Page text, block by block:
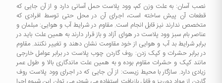
نصب آسان: به علت وزن کم، وود پلاست حمل آسانی دارد و از آن جایی که
قطعات آن پیش ساخته است، اجرای آن در محل حتی توسط افرادی که
متخصص ندارند نیز قابل انجام است. مقاوم در شرایط آب و هوایی: مبلمان و
عناصر بام سبز وود پلاست در هوای آزاد و باز قرار دارند به همین علت باید در
برابر شرایط بد آب و هوایی از خود مقاومت نشان دهند و تغییر نکنند. مقاوم
در برابر حشرات و کپک زدن: روف گاردن چوب پلاست در برابر عوامل خارجی
مانند کپک و حشرات مقاوم بوده و به همین علت ماندگاری بالا و طول عمر
زیادی دارد. سازگار با محیط زیست: از آن جایی که در اجرای وود پلاست روف